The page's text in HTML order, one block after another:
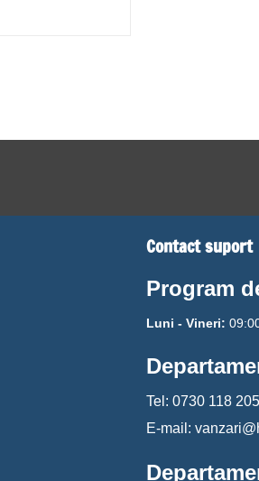
Contact suport
Program
Luni - Vineri:
Tel: 0730 118 205
E-mail: